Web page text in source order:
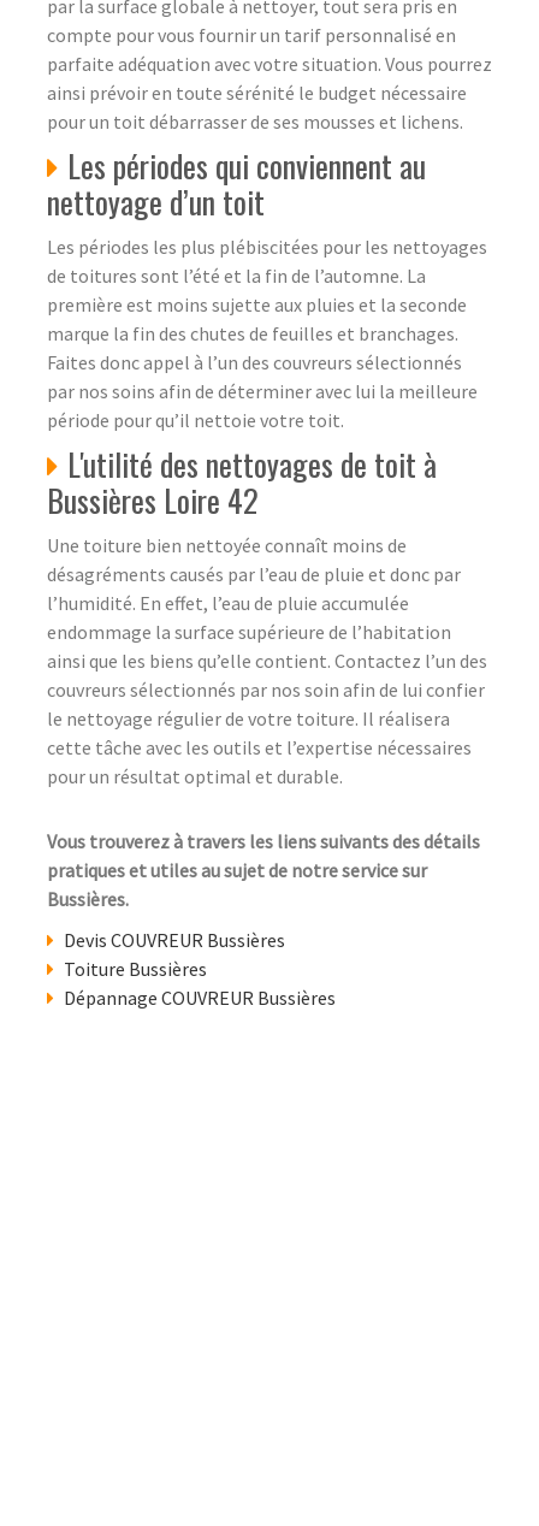
par la surface globale à nettoyer, tout sera pris en
compte pour vous fournir un tarif personnalisé en
parfaite adéquation avec votre situation. Vous pourrez
ainsi prévoir en toute sérénité le budget nécessaire
pour un toit débarrasser de ses mousses et lichens.
Les périodes qui conviennent au
nettoyage d’un toit
Les périodes les plus plébiscitées pour les nettoyages
de toitures sont l’été et la fin de l’automne. La
première est moins sujette aux pluies et la seconde
marque la fin des chutes de feuilles et branchages.
Faites donc appel à l’un des couvreurs sélectionnés
par nos soins afin de déterminer avec lui la meilleure
période pour qu’il nettoie votre toit.
L'utilité des nettoyages de toit à
Bussières Loire 42
Une toiture bien nettoyée connaît moins de
désagréments causés par l’eau de pluie et donc par
l’humidité. En effet, l’eau de pluie accumulée
endommage la surface supérieure de l’habitation
ainsi que les biens qu’elle contient. Contactez l’un des
couvreurs sélectionnés par nos soin afin de lui confier
le nettoyage régulier de votre toiture. Il réalisera
cette tâche avec les outils et l’expertise nécessaires
pour un résultat optimal et durable.
Vous trouverez à travers les liens suivants des détails
pratiques et utiles au sujet de notre service sur
Bussières.
Devis COUVREUR Bussières
Toiture Bussières
Dépannage COUVREUR Bussières